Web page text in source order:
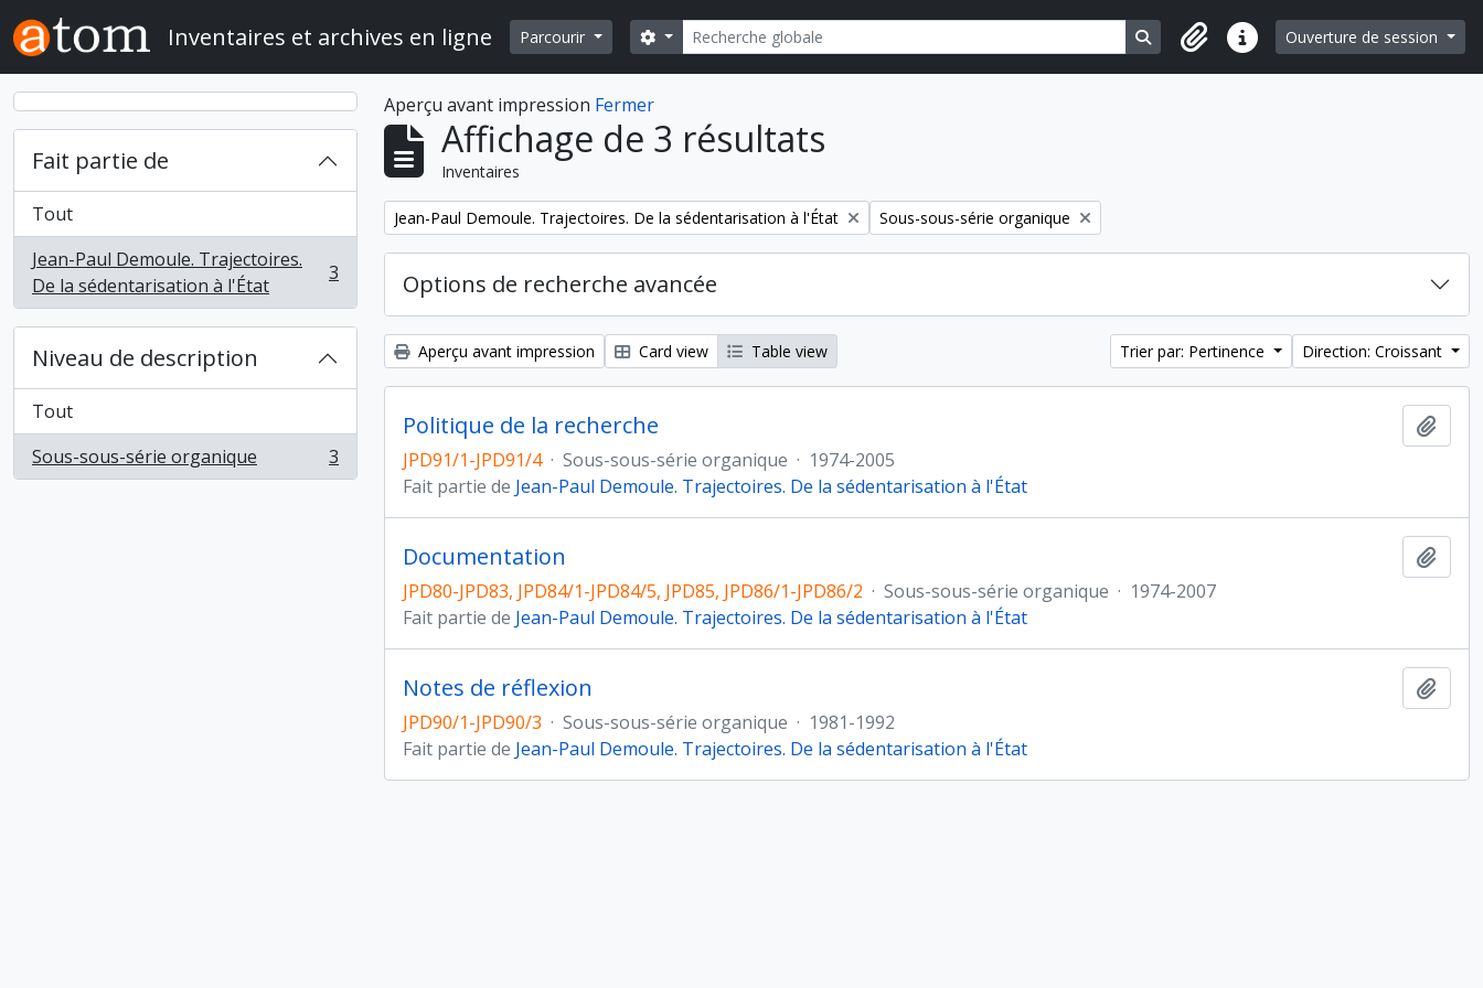
Skip to main content
Inventaires et archives en ligne Parcourir Rechercher
Search options Search in browse page
Liens rapidesOuverture de session
Fait partie de
Tout
Jean-Paul Demoule. Trajectoires.
De la sédentarisation à l'État
, 3 résultats 3
Niveau de description
Tout
Sous-sous-série organique
, 3 résultats 3
Aperçu avant impression Fermer
Affichage de 3 résultats
Inventaires
Remove filter:
Jean-Paul Demoule. Trajectoires. De la sédentarisation à l'État Remove filter:
Sous-sous-série organique
Options de recherche avancée
Aperçu avant impression Card view Table view Trier par: Pertinence Direction: Croissant
Politique de la recherche
JPD91/1-JPD91/4 · Sous-sous-série organique · 1974-2005
Fait partie de Jean-Paul Demoule. Trajectoires. De la sédentarisation à l'État
Documentation
JPD80-JPD83, JPD84/1-JPD84/5, JPD85, JPD86/1-JPD86/2 · Sous-sous-série organique · 1974-2007
Fait partie de Jean-Paul Demoule. Trajectoires. De la sédentarisation à l'État
Notes de réflexion
JPD90/1-JPD90/3 · Sous-sous-série organique · 1981-1992
Fait partie de Jean-Paul Demoule. Trajectoires. De la sédentarisation à l'État